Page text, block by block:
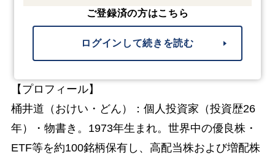
ご登録済の方はこちら
ログインして続きを読む
【プロフィール】
桶井道（おけい・どん）：個人投資家（投資歴26
年）・物書き。1973年生まれ。世界中の優良株・
ETF等を約100銘柄保有し、高配当株および増配株